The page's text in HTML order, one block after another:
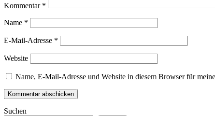
Kommentar *
Name *
E-Mail-Adresse *
Website
Name, E-Mail-Adresse und Website in diesem Browser für
Suchen